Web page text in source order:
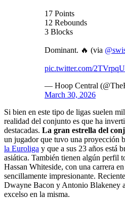
17 Points
12 Rebounds
3 Blocks
Dominant. 🔥 (via
pic.twitter.com/
— Hoop Central
March 30, 2026
Si bien en este tipo de ligas suelen
realidad del conjunto es que ha
destacadas. La gran estrella del
un jugador que tuvo una proyección
la Euroliga y que a sus 23 años está
asiática. También tienen algún perfil
Hassan Whiteside, con una carrera
sencillamente impresionante.
Dwayne Bacon y Antonio Blakeney
excelso en la misma.